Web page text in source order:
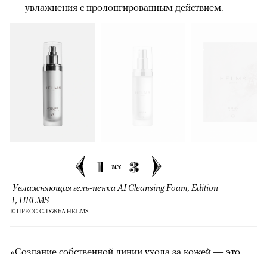
увлажнения с пролонгированным действием.
1 из 3
Увлажняющая гель-пенка AI Cleansing Foam, Edition
1, HELMS
© ПРЕСС-СЛУЖБА HELMS